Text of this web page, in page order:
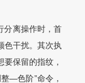
分离操作时，首
色干扰。其次执
保留的指纹，
—色阶”命令，